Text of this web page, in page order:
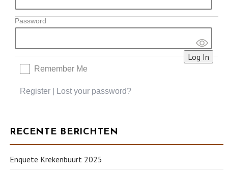
Password
Remember Me
Register Lost your password?
RECENTE BERICHTEN
Enquete Krekenbuurt 2025